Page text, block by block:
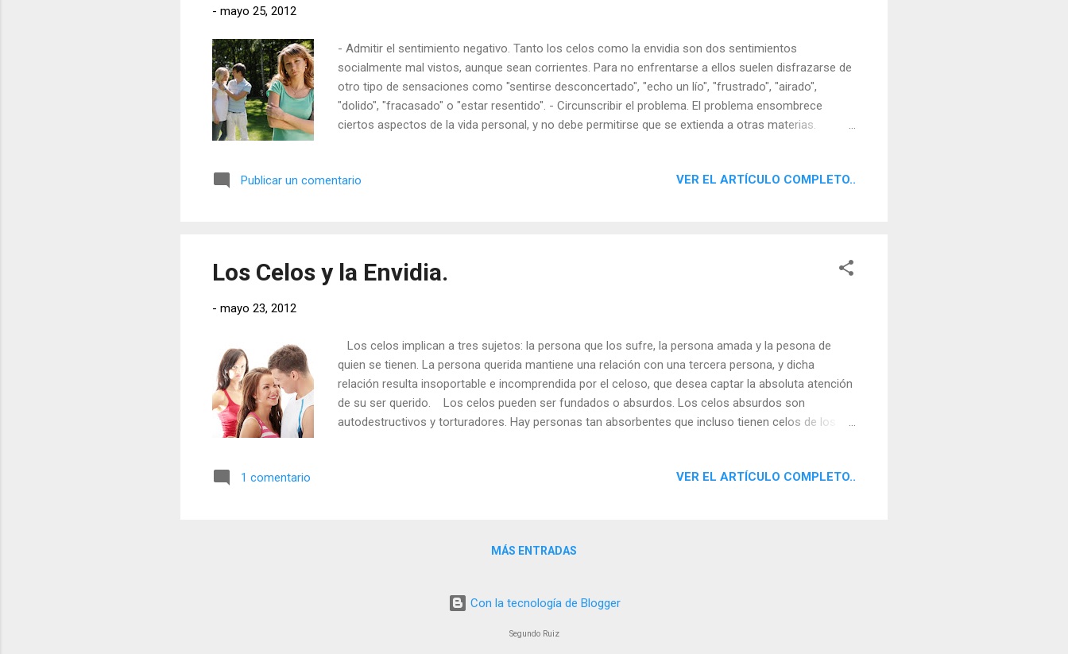
- mayo 25, 2012
- Admitir el sentimiento negativo. Tanto los celos como la envidia son dos sentimientos
socialmente mal vistos, aunque sean corrientes. Para no enfrentarse a ellos suelen disfrazarse de
otro tipo de sensaciones como "sentirse desconcertado", "echo un lío", "frustrado", "airado",
"dolido", "fracasado" o "estar resentido". - Circunscribir el problema. El problema ensombrece
ciertos aspectos de la vida personal, y no debe permitirse que se extienda a otras materias.
¿dónde ocurren?, ¿cuándo y cómo aparecen?,¿qué provoca el sentimiento?, ¿qué lo neutralizaría?,
Publicar un comentario VER EL ARTÍCULO COMPLETO..
Los Celos y la Envidia.
- mayo 23, 2012
Los celos implican a tres sujetos: la persona que los sufre, la persona amada y la pesona de
quien se tienen. La persona querida mantiene una relación con una tercera persona, y dicha
relación resulta insoportable e incomprendida por el celoso, que desea captar la absoluta atención
de su ser querido. Los celos pueden ser fundados o absurdos. Los celos absurdos son
autodestructivos y torturadores. Hay personas tan absorbentes que incluso tienen celos de los
vuelve imposible la vida del otro. El celoso controla condetalle cada movimiento del ser querido,
1 comentario VER EL ARTÍCULO COMPLETO..
MÁS ENTRADAS
Con la tecnología de Blogger
Segundo Ruiz